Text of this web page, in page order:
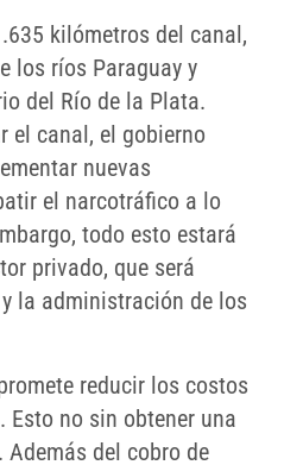
kilómetros del canal,
los ríos Paraguay y
del Río de la Plata.
el canal, el gobierno
nuevas
el narcotráfico a lo
todo esto estará
privado, que será
la administración de los
reducir los costos
Esto no sin obtener una
del cobro de